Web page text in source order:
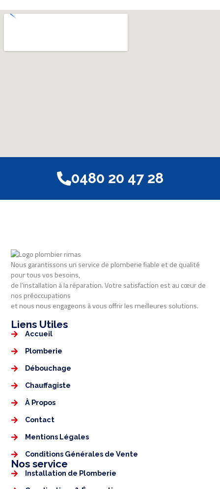
0480 20 47 28
Nous garantissons un service de plomberie fiable et de qualité
pour tous vos besoins,
de l’installation à la réparation. Votre satisfaction est au cœur de
nos préoccupations
et nous nous engageons à vous offrir les meilleures solutions.
Liens Utiles​​
Accueil
Plomberie
Débouchage
Chauffagiste
À Propos
Contact
Mentions Légales​
Conditions Générales de Vente
Nos service
Installation de Plomberie